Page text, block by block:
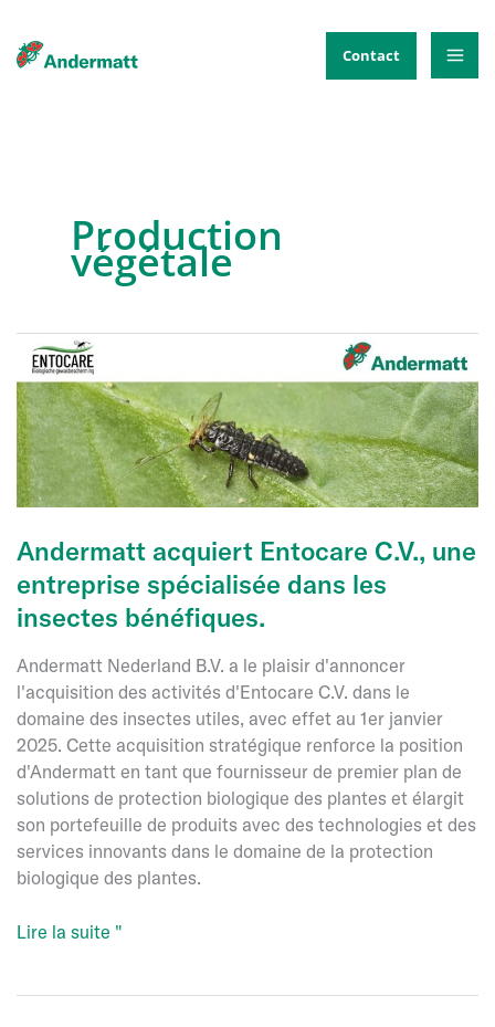
au
Contact
Production
végétale
Andermatt acquiert Entocare C.V., une
entreprise spécialisée dans les
insectes bénéfiques.
Andermatt Nederland B.V. a le plaisir d'annoncer
l'acquisition des activités d'Entocare C.V. dans le
domaine des insectes utiles, avec effet au 1er janvier
2025. Cette acquisition stratégique renforce la position
d'Andermatt en tant que fournisseur de premier plan de
solutions de protection biologique des plantes et élargit
son portefeuille de produits avec des technologies et des
services innovants dans le domaine de la protection
biologique des plantes.
Andermatt
Lire la suite "